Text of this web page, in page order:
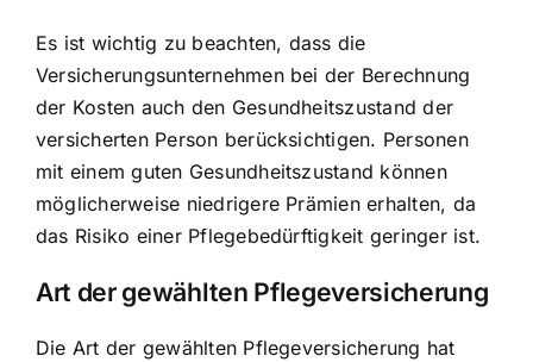
Es ist wichtig zu beachten, dass die
Versicherungsunternehmen bei der Berechnung
der Kosten auch den Gesundheitszustand der
versicherten Person berücksichtigen. Personen
mit einem guten Gesundheitszustand können
möglicherweise niedrigere Prämien erhalten, da
das Risiko einer Pflegebedürftigkeit geringer ist.
Art der gewählten Pflegeversicherung
Die Art der gewählten Pflegeversicherung hat